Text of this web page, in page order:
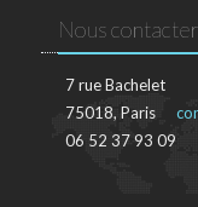
Nous contacter
7 rue Bachelet
75018, Paris
06 52 37 93 09